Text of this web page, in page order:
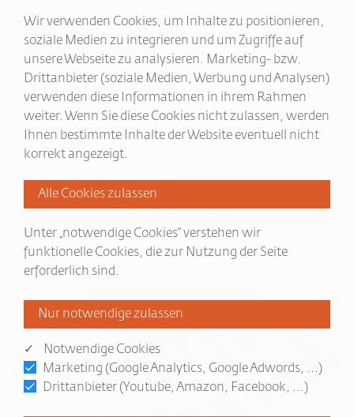
Burgunder Vertikale
5 Jahrgänge von Weißburgunder Selektion
Diese Vertikale bietet ihnen 5 aufeinanderfolgende Jahrgänge
von Weißburgunder Selektion.
Zum Paketinhalt
Stück á € 60,00
Wir verwenden Cookies, um Inhalte zu positionieren,
soziale Medien zu integrieren und um Zugriffe auf
unsere Webseite zu analysieren. Marketing- bzw.
Drittanbieter (soziale Medien, Werbung und Analysen)
verwenden diese Informationen in ihrem Rahmen
weiter. Wenn Sie diese Cookies nicht zulassen, werden
Ihnen bestimmte Inhalte der Website eventuell nicht
korrekt angezeigt.
Unter „notwendige Cookies“ verstehen wir
funktionelle Cookies, die zur Nutzung der Seite
erforderlich sind.
✓ Notwendige Cookies
Marketing (Google Analytics, Google Adwords, ...)
Drittanbieter (Youtube, Amazon, Facebook, ...)